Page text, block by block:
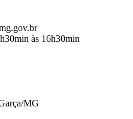
às 16h30min
MG